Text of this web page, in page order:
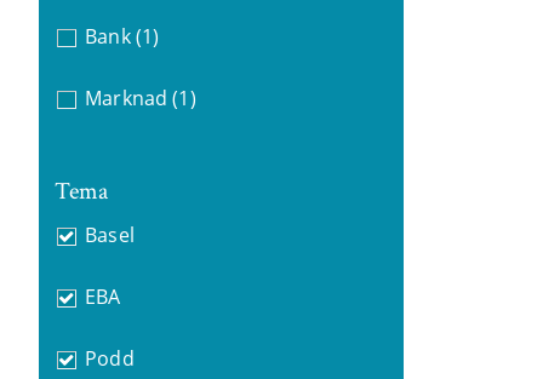
Bank (1)
Marknad (1)
Tema
Basel
EBA
Podd